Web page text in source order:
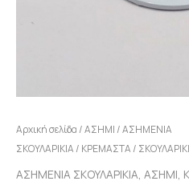
Αρχική σελίδα /ΑΣΗΜΙ /ΑΣΗΜΕΝΙΑ
ΣΚΟΥΛΑΡΙΚΙΑ / ΚΡΕΜΑΣΤΑ /
ΑΣΗΜΕΝΙΑ ΣΚΟΥΛΑΡΙΚΙΑ, ΑΣΗΜΙ,